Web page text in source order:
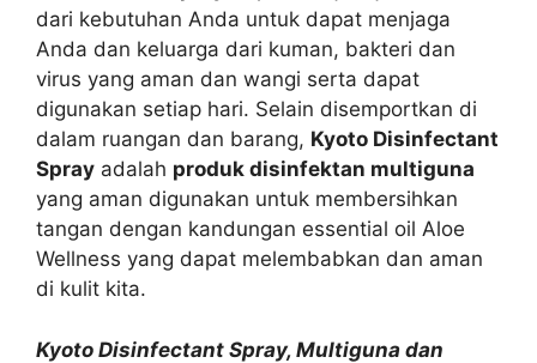
dari kebutuhan Anda untuk dapat menjaga
Anda dan keluarga dari kuman, bakteri dan
virus yang aman dan wangi serta dapat
digunakan setiap hari. Selain disemportkan di
dalam ruangan dan barang, Kyoto Disinfectant
Spray adalah produk disinfektan multiguna
yang aman digunakan untuk membersihkan
tangan dengan kandungan essential oil Aloe
Wellness yang dapat melembabkan dan aman
di kulit kita.
Kyoto Disinfectant Spray, Multiguna dan